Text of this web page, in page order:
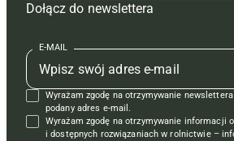
Mapa serwisu
Kontakt
Regulamin
Polityka prywatności
Prenumerata
Redakcja
Kontakt
Reklama
Prenumerata
Reklama
Kontakt
Krzyżówki
Czasopisma i prenumerata
Książki
Regulamin
Dołącz do newslettera
E-MAIL
Wyrażam zgodę na otrzymywanie
podany adres e-mail.
Wyrażam zgodę na otrzymywanie informacji
i dostępnych rozwiązaniach w rolnictwie –